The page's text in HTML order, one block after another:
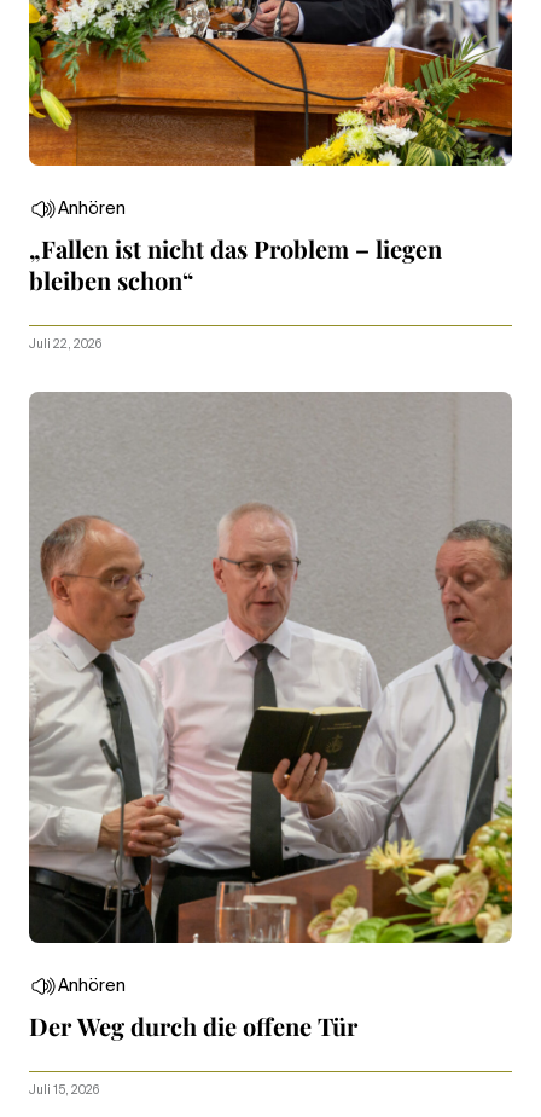
Anhören
„Fallen ist nicht das Problem – liegen
bleiben schon“
Juli 22, 2026
Anhören
Der Weg durch die offene Tür
Juli 15, 2026